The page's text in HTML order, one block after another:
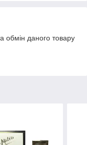
обмін даного товару